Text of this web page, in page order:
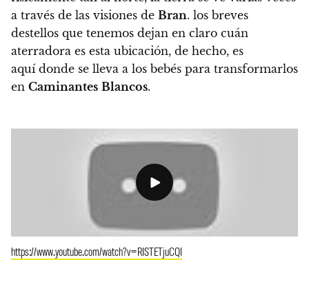
a través de las visiones de Bran. los breves
destellos que tenemos dejan en claro cuán
aterradora es esta ubicación, de hecho, es
aquí donde se lleva a los bebés para transformarlos
en Caminantes Blancos.
https://www.youtube.com/watch?v=RISTETjuCQI